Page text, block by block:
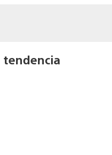
tendencia